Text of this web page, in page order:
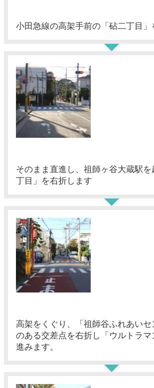
小田急線の高架手前の「砧二丁目」
そのまま直進し、祖師ヶ谷大蔵駅を
丁目」を右折します
高架をくぐり、「祖師谷ふれあいセ
のある交差点を右折し「ウルトラマ
進みます。